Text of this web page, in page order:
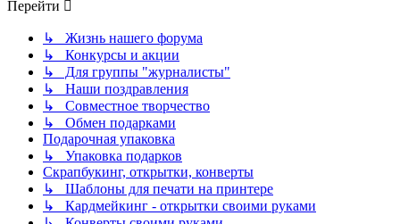
Перейти
↳ Жизнь нашего форума
↳ Конкурсы и акции
↳ Для группы "журналисты"
↳ Наши поздравления
↳ Совместное творчество
↳ Обмен подарками
Подарочная упаковка
↳ Упаковка подарков
Скрапбукинг, открытки, конверты
↳ Шаблоны для печати на принтере
↳ Кардмейкинг - открытки своими руками